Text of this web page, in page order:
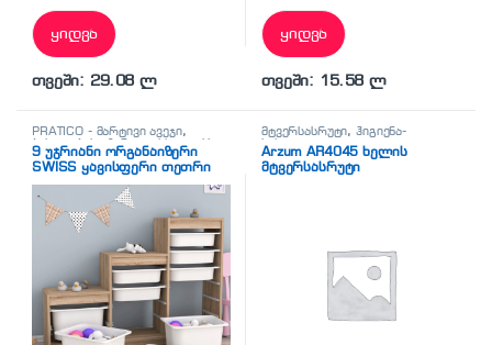
ყიდვა
თვეში: 29.08 ლ
ყიდვა
თვეში: 15.58 ლ
PRATICO - მარტივი ავეჯი,
ბახილების აპარატი ,სხვადასხვა
9 უჯრიანი ორგანაიზერი
SWISS ყავისფერი თეთრი
უჯრებით (130/30/93სმ)
მტვერსასრუტი,ჰიგიენა-
სისუფთავე
Arzum AR4045 ხელის
მტვერსასრუტი